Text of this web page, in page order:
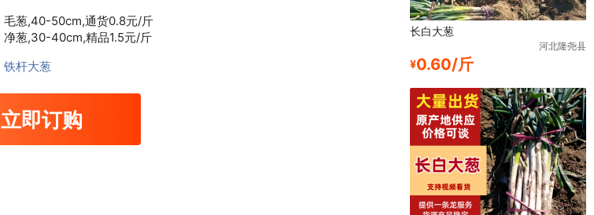
毛葱,40-50cm,通货0.8元/斤
净葱,30-40cm,精品1.5元/斤
铁杆大葱
立即订购
长白大葱
河北隆尧县
¥0.60/斤